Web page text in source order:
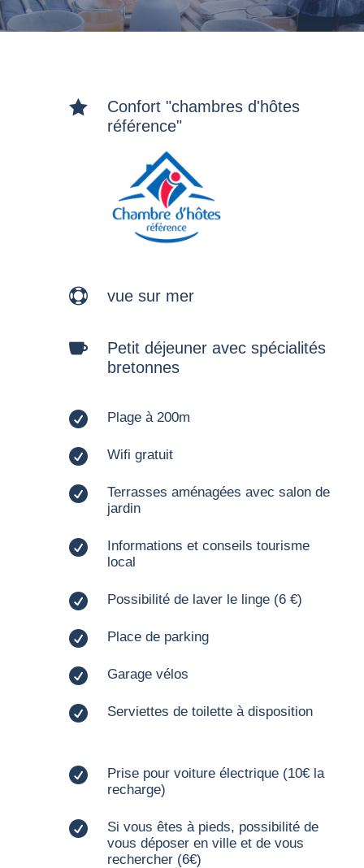

Confort "chambres d'hôtes
référence"
 vue sur mer

Petit déjeuner avec spécialités
bretonnes
 Plage à 200m
 Wifi gratuit

Terrasses aménagées avec salon de
jardin

Informations et conseils tourisme
local
 Possibilité de laver le linge (6 €)
 Place de parking
 Garage vélos
 Serviettes de toilette à disposition

Prise pour voiture électrique (10€ la
recharge)

Si vous êtes à pieds, possibilité de
vous déposer en ville et de vous
rechercher (6€)